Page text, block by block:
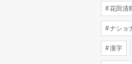
花田清
ナショ
漢字